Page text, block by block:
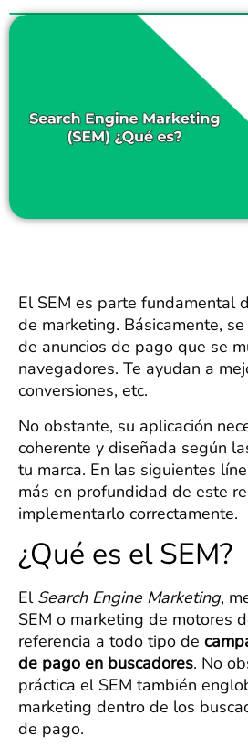
El SEM es parte fundamental
de marketing. Básicamente,
de anuncios de pago que se
navegadores. Te ayudan a
conversiones, etc.
No obstante, su aplicación
coherente y diseñada según
tu marca. En las siguientes
más en profundidad de este
implementarlo correctamente.
¿Qué es el SEM?
El Search Engine Marketing,
SEM o marketing de motores
referencia a todo tipo de
de pago en buscadores. No
práctica el SEM también
marketing dentro de los
de pago.